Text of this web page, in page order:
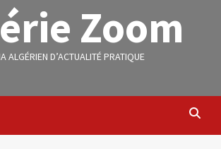
Zoom
ALGÉRIEN D’ACTUALITÉ PRATIQUE